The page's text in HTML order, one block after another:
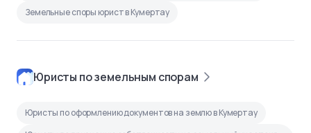
Земельные споры юрист в Кумертау
Юристы по земельным спорам
Юристы по оформлению документов на землю в Кумертау